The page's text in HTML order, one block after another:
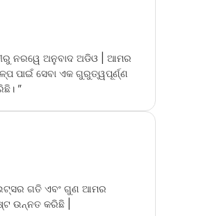
ନରୱେ ଅନୁବାଦ ଅଡିଓ |ଆମର
ପାଇଁ ସେବା ଏକ ଗୁରୁତ୍ୱପୂର୍ଣ୍ଣ
”
ଗତି ଏବଂ ଗୁଣ ଆମର
ଉନ୍ନତ କରିଛି |